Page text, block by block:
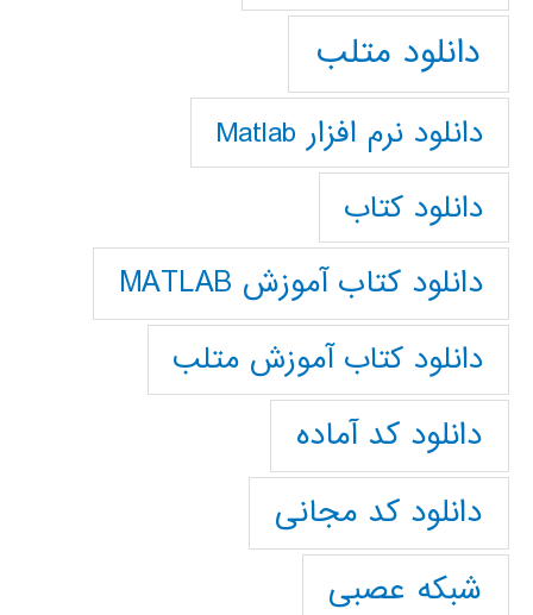
دانلود متلب
دانلود نرم افزار Matlab
دانلود کتاب
دانلود کتاب آموزش MATLAB
دانلود کتاب آموزش متلب
دانلود کد آماده
دانلود کد مجانی
شبکه عصبی